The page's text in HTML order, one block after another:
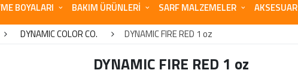
BOYALARI BAKIM ÜRÜNLERİ SARF MALZEMELER AKSESUAR
DYNAMIC COLOR CO. DYNAMIC FIRE RED 1 oz
DYNAMIC FIRE RED 1 oz